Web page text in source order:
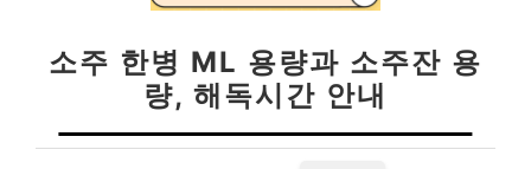
소주 한병 ML 용량과 소주잔 용
량, 해독시간 안내